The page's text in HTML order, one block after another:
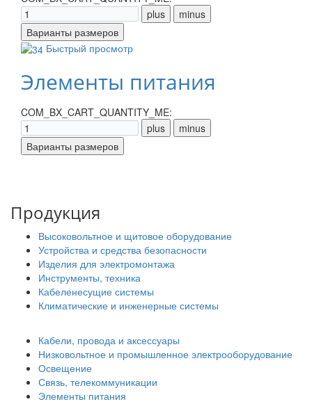
Быстрый просмотр
Элементы питания
COM_BX_CART_QUANTITY_ME:
Продукция
Высоковольтное и щитовое оборудование
Устройства и средства безопасности
Изделия для электромонтажа
Инструменты, техника
Кабеленесущие системы
Климатические и инженерные системы
Кабели, провода и аксессуары
Низковольтное и промышленное электрооборудование
Освещение
Связь, телекоммуникации
Элементы питания